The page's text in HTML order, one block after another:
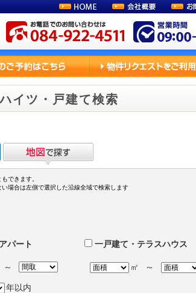
イツ・戸建て検索
できます。
場合は左側で選択した沿線全域で検索します
パート 一戸建て・テラスハウス
～ ㎡ ～
年以内